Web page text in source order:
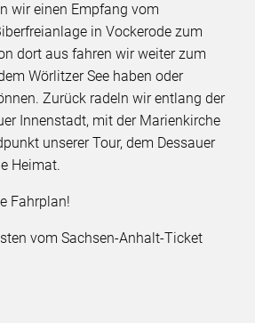
wir einen Empfang vom
in Vockerode zum
dort aus fahren wir weiter zum
Wörlitzer See haben oder
Zurück radeln wir entlang der
Innenstadt, mit der Marienkirche
unserer Tour, dem Dessauer
Heimat.
Fahrplan!
vom Sachsen-Anhalt-Ticket